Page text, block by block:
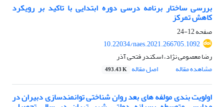
بررسی ساختار برنامه درسی دوره ابتدایی با تاکید بر رویکرد
کاهش تمرکز
صفحه12-24
10.22034/naes.2021.266705.1092
رضا معصومی نژاد، اسکندر فتحی آذر
مشاهده مقاله
اصل مقاله 493.43 K
اولویت بندی مولفه های بعد روان شناختی توانمندسازی دبیران در